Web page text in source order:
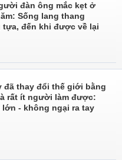
đàn ông mắc kẹt ở
Sống lang thang
đến khi được về lại
đã thay đổi thế giới bằng
rất ít người làm được:
lớn - không ngại ra tay